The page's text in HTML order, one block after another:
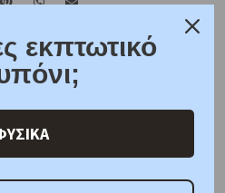
εμάς Ρωτήστε μας
εκπτωτικό